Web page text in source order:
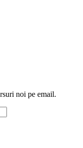
noi pe email.